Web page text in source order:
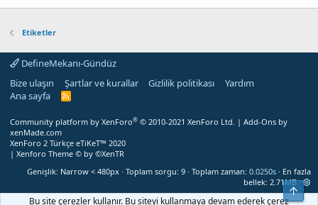
Etiketler
DefineMekanı-Gündüz
Bize ulaşın
Şartlar ve kurallar Gizlilik politikası
Yardım
Ana sayfa
R
S
Community platform by XenForo® © 2010-2021 XenForo Ltd. | Add-Ons by
xenMade.com
XenForo 2 Türkçe eTiKeT™ 2020
| Xenforo Theme © by ©XenTR
Genişlik
Toplam sorgu 9 Toplam zaman 0.0250s
En fazla
bellek 2.71MB
Bu site çerezler kullanır. Bu siteyi kullanmaya devam ederek çerez
Üst